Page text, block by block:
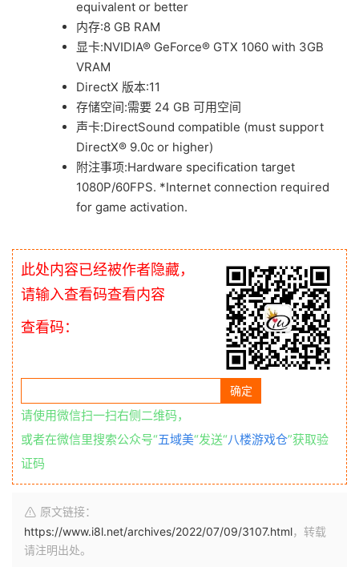
equivalent or better
内存:8 GB RAM
显卡:NVIDIA® GeForce® GTX 1060 with 3GB
VRAM
DirectX 版本:11
存储空间:需要 24 GB 可用空间
声卡:DirectSound compatible (must support
DirectX® 9.0c or higher)
附注事项:Hardware specification target
1080P/60FPS. *Internet connection required
for game activation.
此处内容已经被作者隐藏，
请输入查看码查看内容
查看码：
请使用微信扫一扫右侧二维码，
或者在微信里搜索公众号“五域美“发送“八楼游戏仓”获取验
证码
原文链接：
https://www.i8l.net/archives/2022/07/09/3107.html，转载
请注明出处。